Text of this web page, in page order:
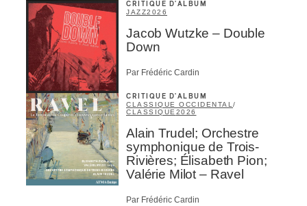
CRITIQUE D'ALBUM
JAZZ2026
Jacob Wutzke – Double
Down
Par Frédéric Cardin
CRITIQUE D'ALBUM
CLASSIQUE OCCIDENTAL/
CLASSIQUE2026
Alain Trudel; Orchestre
symphonique de Trois-
Rivières; Élisabeth Pion;
Valérie Milot – Ravel
Par Frédéric Cardin